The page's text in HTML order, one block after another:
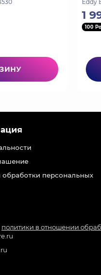
Eddy
1
100
персональных
политики в отношении